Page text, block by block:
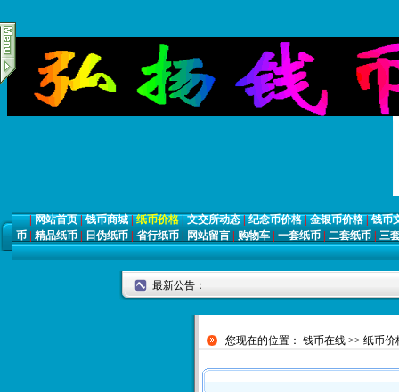
|网站首页|钱币商城|纸币价格|文交所动态|纪念币价格|金银币价格|钱币
币 | 精品纸币 | 日伪纸币 | 省行纸币 | 网站留言 | 购物车 | 一套纸币 | 二套纸币 | 三
最新公告：
您现在的位置： 钱币在线>> 纸币价